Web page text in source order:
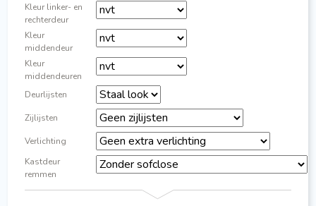
Kleur linker- en
rechterdeur
Kleur
middendeur
Kleur
middendeuren
Deurlijsten
Zijlijsten
Verlichting
Kastdeur
remmen